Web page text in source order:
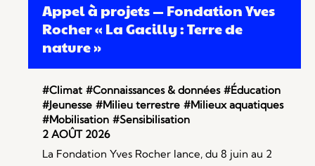
Appel à projets — Fondation Yves
Rocher « La Gacilly : Terre de
nature »
#Climat #Connaissances & données #Éducation
#Jeunesse #Milieu terrestre #Milieux aquatiques
#Mobilisation #Sensibilisation
2 AOÛT 2026
La Fondation Yves Rocher lance, du 8 juin au 2